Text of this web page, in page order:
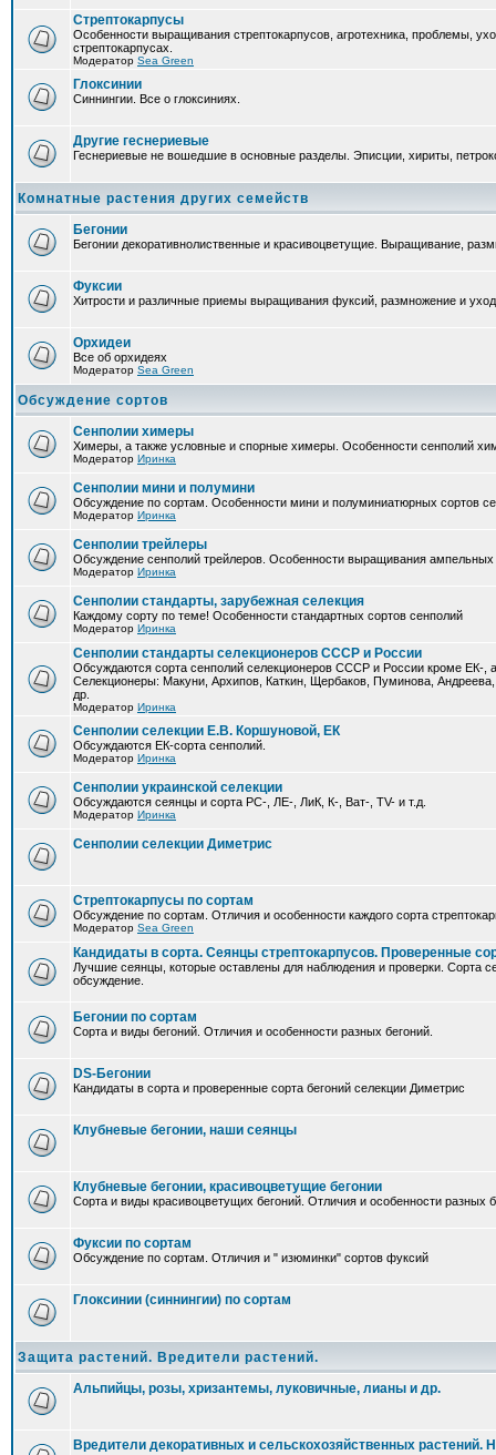
Стрептокарпусы
Особенности выращивания стрептокарпусов, агротехника, проблемы,
стрептокарпусах.
Модератор Sea Green
Глоксинии
Синнингии. Все о глоксиниях.
Другие геснериевые
Геснериевые не вошедшие в основные разделы. Эписции, хириты,
Комнатные растения других семейств
Бегонии
Бегонии декоративнолиственные и красивоцветущие. Выращивание,
Фуксии
Хитрости и различные приемы выращивания фуксий, размножение и
Орхидеи
Все об орхидеях
Модератор Sea Green
Обсуждение сортов
Сенполии химеры
Химеры, а также условные и спорные химеры. Особенности сенполий
Модератор Иринка
Сенполии мини и полумини
Обсуждение по сортам. Особенности мини и полуминиатюрных сортов
Модератор Иринка
Сенполии трейлеры
Обсуждение сенполий трейлеров. Особенности выращивания
Модератор Иринка
Сенполии стандарты, зарубежная селекция
Каждому сорту по теме! Особенности стандартных сортов сенполий
Модератор Иринка
Сенполии стандарты селекционеров СССР и России
Обсуждаются сорта сенполий селекционеров СССР и России кроме ЕК-,
Селекционеры: Макуни, Архипов, Каткин, Щербаков, Пуминова,
др.
Модератор Иринка
Сенполии селекции Е.В. Коршуновой, ЕК
Обсуждаются ЕК-сорта сенполий.
Модератор Иринка
Сенполии украинской селекции
Обсуждаются сеянцы и сорта РС-, ЛЕ-, ЛиК, К-, Ват-, TV- и т.д.
Модератор Иринка
Сенполии селекции Диметрис
Стрептокарпусы по сортам
Обсуждение по сортам. Отличия и особенности каждого сорта
Модератор Sea Green
Кандидаты в сорта. Сеянцы стрептокарпусов. Проверенные
Лучшие сеянцы, которые оставлены для наблюдения и проверки. Сорта
обсуждение.
Бегонии по сортам
Сорта и виды бегоний. Отличия и особенности разных бегоний.
DS-Бегонии
Кандидаты в сорта и проверенные сорта бегоний селекции Диметрис
Клубневые бегонии, наши сеянцы
Клубневые бегонии, красивоцветущие бегонии
Сорта и виды красивоцветущих бегоний. Отличия и особенности разных
Фуксии по сортам
Обсуждение по сортам. Отличия и " изюминки" сортов фуксий
Глоксинии (синнингии) по сортам
Защита растений. Вредители растений.
Альпийцы, розы, хризантемы, луковичные, лианы и др.
Вредители декоративных и сельскохозяйственных растений.